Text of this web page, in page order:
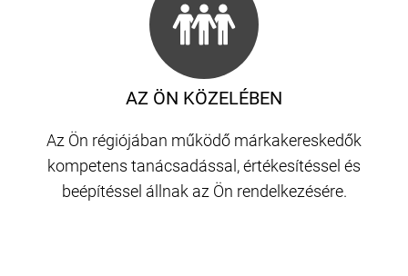
AZ ÖN KÖZELÉBEN
Az Ön régiójában működő márkakereskedők
kompetens tanácsadással, értékesítéssel és
beépítéssel állnak az Ön rendelkezésére.